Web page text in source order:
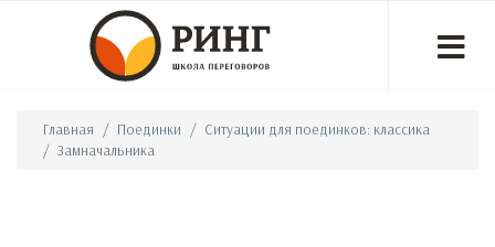
Главная Поединки
Ситуации для поединков: классика
Замначальника